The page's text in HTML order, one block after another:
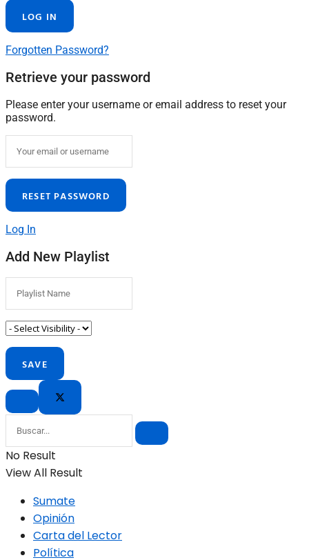
Forgotten Password?
Retrieve your password
Please enter your username or email address to reset your
password.
Log In
Add New Playlist
No Result
View All Result
Sumate
Opinión
Carta del Lector
Política